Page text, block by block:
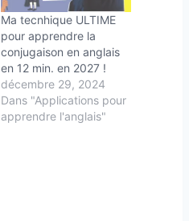
Ma tecnhique ULTIME
pour apprendre la
conjugaison en anglais
en 12 min. en 2027 !
décembre 29, 2024
Dans "Applications pour
apprendre l'anglais"